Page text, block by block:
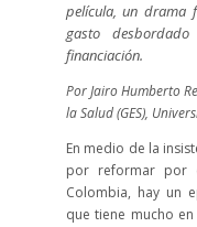
película, un drama
gasto
financiación.
PorJairo Humberto
la Salud (GES),
En medio de la
por reformar por
Colombia, hay un
que tiene mucho